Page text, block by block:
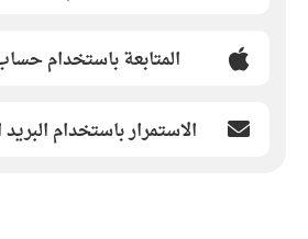
المتابعة باستخدام
الاستمرار باستخدام البريد